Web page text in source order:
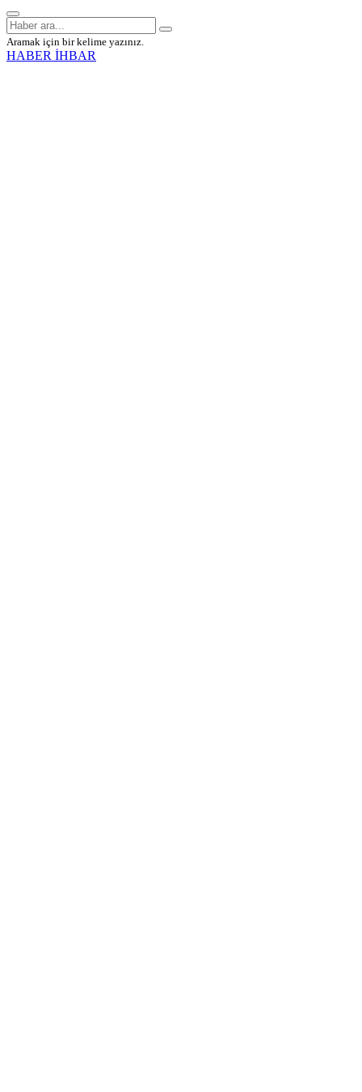
Aramak için bir kelime yazınız.
HABER İHBAR